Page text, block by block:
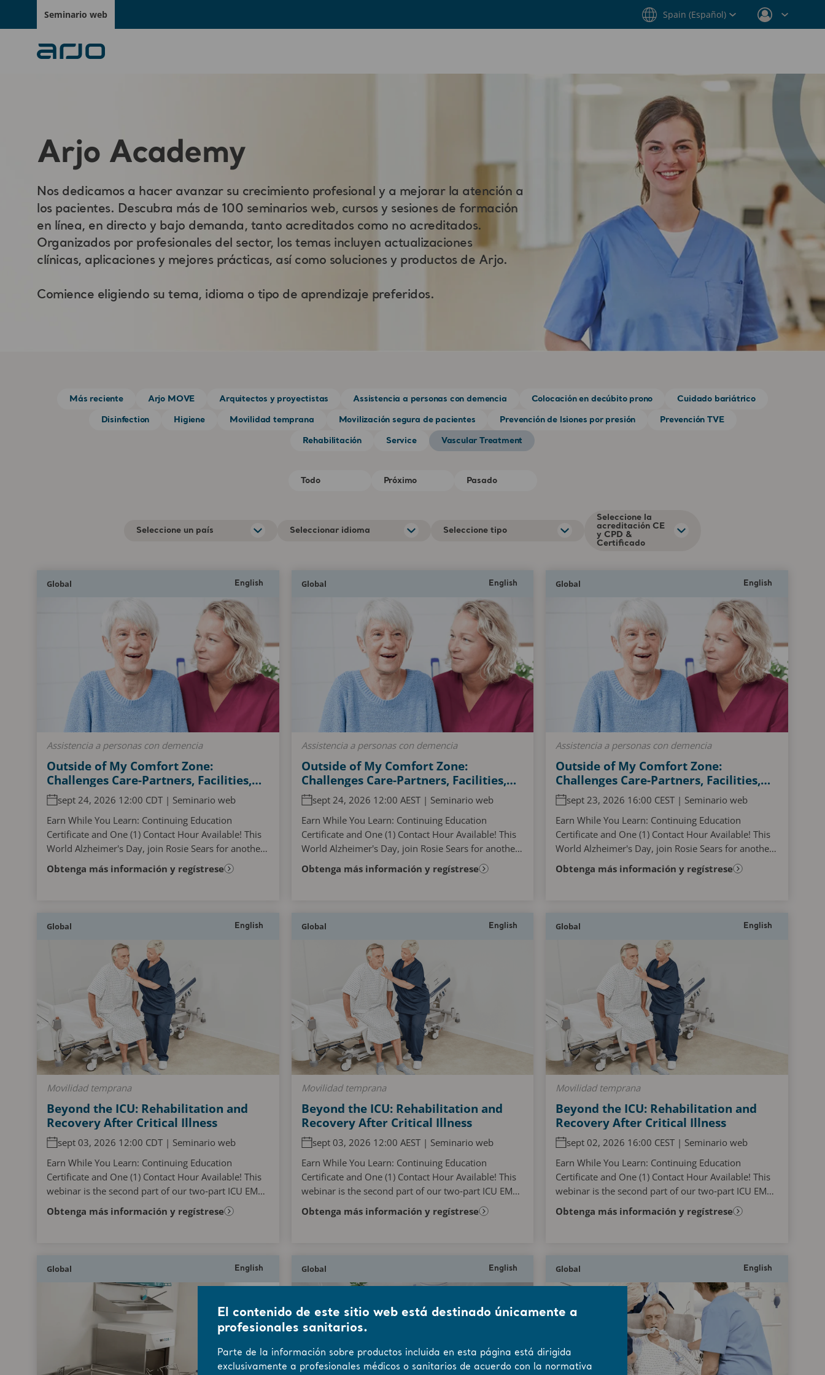
Seminario web Spain (Español)
Arjo Academy
Nos dedicamos a hacer avanzar su crecimiento profesional y a mejorar la atención a
los pacientes. Descubra más de 100 seminarios web, cursos y sesiones de formación
en línea, en directo y bajo demanda, tanto acreditados como no acreditados.
Organizados por profesionales del sector, los temas incluyen actualizaciones
clínicas, aplicaciones y mejores prácticas, así como soluciones y productos de Arjo.
Comience eligiendo su tema, idioma o tipo de aprendizaje preferidos.
Más reciente Arjo MOVE Arquitectos y proyectistas Assistencia a personas con demencia Colocación en decúbito prono Cuidado bariátrico
Disinfection Higiene Movilidad temprana Movilización segura de pacientes Prevención de lsiones por presión Prevención TVE
Rehabilitación Service Vascular Treatment
Todo Próximo Pasado
Seleccione un país Seleccionar idioma Seleccione tipo
Seleccione la
acreditación CE
y CPD &
Certificado
Global English
Assistencia a personas con demencia
Outside of My Comfort Zone:
Challenges Care-Partners, Facilities,
and Persons Living with Dementia
Experience When Accessing and
Navigating the Acute Care Pathway
sept 24, 2026 12:00 CDT | Seminario web
Earn While You Learn: Continuing Education
Certificate and One (1) Contact Hour Available! This
World Alzheimer's Day, join Rosie Sears for another
engaging and interactive learning experience that...
Obtenga más información y regístrese
Global English
Assistencia a personas con demencia
Outside of My Comfort Zone:
Challenges Care-Partners, Facilities,
and Persons Living with Dementia
Experience When Accessing and
Navigating the Acute Care Pathway
sept 24, 2026 12:00 AEST | Seminario web
Earn While You Learn: Continuing Education
Certificate and One (1) Contact Hour Available! This
World Alzheimer's Day, join Rosie Sears for another
engaging and interactive learning experience that...
Obtenga más información y regístrese
Global English
Assistencia a personas con demencia
Outside of My Comfort Zone:
Challenges Care-Partners, Facilities,
and Persons Living with Dementia
Experience When Accessing and
Navigating the Acute Care Pathway
sept 23, 2026 16:00 CEST | Seminario web
Earn While You Learn: Continuing Education
Certificate and One (1) Contact Hour Available! This
World Alzheimer's Day, join Rosie Sears for another
engaging and interactive learning experience that...
Obtenga más información y regístrese
Global English
Movilidad temprana
Beyond the ICU: Rehabilitation and
Recovery After Critical Illness
sept 03, 2026 12:00 CDT | Seminario web
Earn While You Learn: Continuing Education
Certificate and One (1) Contact Hour Available! This
webinar is the second part of our two‑part ICU EM
webinar series and will explore the challenges
faced...
Obtenga más información y regístrese
Global English
Movilidad temprana
Beyond the ICU: Rehabilitation and
Recovery After Critical Illness
sept 03, 2026 12:00 AEST | Seminario web
Earn While You Learn: Continuing Education
Certificate and One (1) Contact Hour Available! This
webinar is the second part of our two‑part ICU EM
webinar series and will explore the challenges
faced...
Obtenga más información y regístrese
Global English
Movilidad temprana
Beyond the ICU: Rehabilitation and
Recovery After Critical Illness
sept 02, 2026 16:00 CEST | Seminario web
Earn While You Learn: Continuing Education
Certificate and One (1) Contact Hour Available! This
webinar is the second part of our two‑part ICU EM
webinar series and will explore the challenges
faced...
Obtenga más información y regístrese
Global English Global English Global English
El contenido de este sitio web está destinado únicamente a
profesionales sanitarios.
Parte de la información sobre productos incluida en esta página está dirigida
exclusivamente a profesionales médicos o sanitarios de acuerdo con la normativa